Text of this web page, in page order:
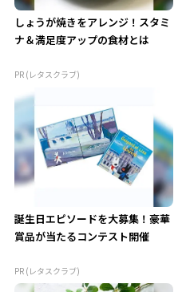
しょうが焼きをアレンジ！スタミ
ナ＆満足度アップの食材とは
PR (レタスクラブ)
誕生日エピソードを大募集！豪華
賞品が当たるコンテスト開催
PR (レタスクラブ)